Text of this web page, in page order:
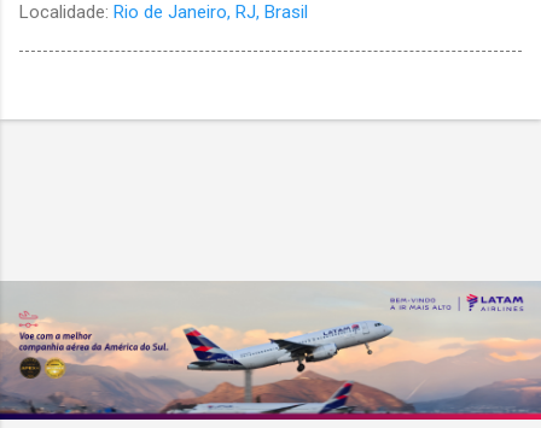
Localidade: Rio de Janeiro, RJ, Brasil